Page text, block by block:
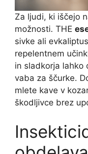
Za ljudi, ki iščejo
možnosti. THE
sivke ali
repelentnem
in sladkorja lahko
vaba za ščurke.
mlete kave v
škodljivce brez